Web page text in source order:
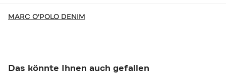
MARC O'POLO DENIM
Das könnte Ihnen auch gefallen